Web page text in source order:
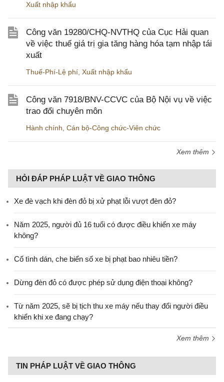
Xuất nhập khẩu
Công văn 19280/CHQ-NVTHQ của Cục Hải quan
về việc thuế giá trị gia tăng hàng hóa tạm nhập tái
xuất
Thuế-Phí-Lệ phí Xuất nhập khẩu
Công văn 7918/BNV-CCVC của Bộ Nội vụ về việc
trao đổi chuyên môn
Hành chính Cán bộ-Công chức-Viên chức
Xem thêm
HỎI ĐÁP PHÁP LUẬT VỀ GIAO THÔNG
Xe đè vạch khi đèn đỏ bị xử phạt lỗi vượt đèn đỏ?
Năm 2025, người đủ 16 tuổi có được điều khiển xe máy
không?
Cố tình dán, che biển số xe bị phạt bao nhiêu tiền?
Dừng đèn đỏ có được phép sử dụng điện thoại không?
Từ năm 2025, sẽ bị tịch thu xe máy nếu thay đổi người điều
khiển khi xe đang chạy?
Xem thêm
TIN PHÁP LUẬT VỀ GIAO THÔNG